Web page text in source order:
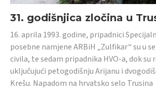
31. godišnjica zločina u
16. aprila 1993. godine, pripadnici
posebne namjene ARBiH „Zulfikar“ su u
civila, te sedam pripadnika HVO-a, dok
uključujući petogodišnju Arijanu i
Krešu. Napadom na hrvatsko selo Trusina